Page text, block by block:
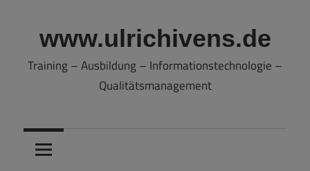
springen
www.ulrichivens.de
Training – Ausbildung – Informationstechnologie –
Qualitätsmanagement